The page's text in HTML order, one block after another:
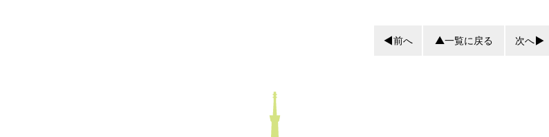
前へ 一覧に戻る 次へ